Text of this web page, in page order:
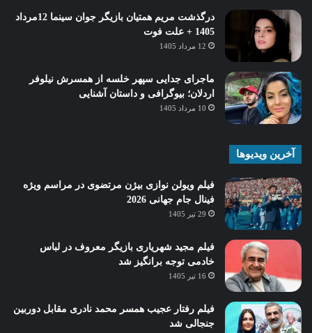
درگذشت مریم همتیان بازیگر جوان سینما 12مرداد
1405 + علت فوت
12 مرداد 1405
ماجرای جدایی سپهر خلسه از همسرش نیلوفر
اردلان؛ بیوگرافی و داستان آشنایی
10 مرداد 1405
آخرین ویدیوها
فیلم ویولن نوازی بیژن مرتضوی در مراسم ویژه
فینال جام جهانی 2026
29 تیر 1405
فیلم مجید شهریاری بازیگر معروف در لباس
خادمی توجه برانگیز شد
16 تیر 1405
فیلم رفتار عجیب همسر محمد نادری مقابل دوربین
جنجالی شد